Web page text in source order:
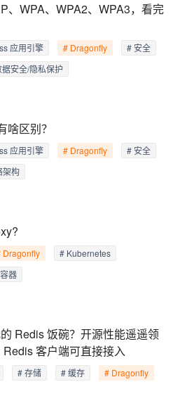
、WPA、WPA2、WPA3，看完
应用引擎 # Dragonfly
# 安全
安全/隐私保护
啥区别？
应用引擎 # Dragonfly
# 安全
架构
Dragonfly
# Kubernetes
器
Redis 饭碗？开源性能遥遥领
客户端可直接接入
# 存储 # 缓存
# Dragonfly